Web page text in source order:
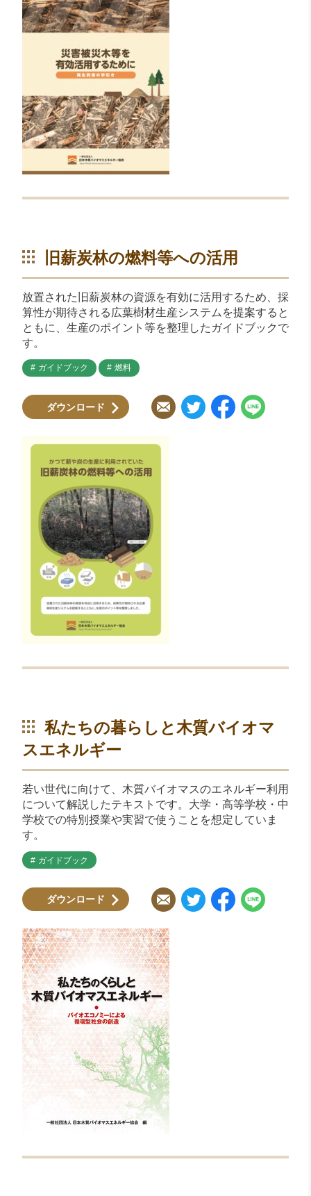
旧薪炭林の燃料等への活用
放置された旧薪炭林の資源を有効に活用するため、採
算性が期待される広葉樹材生産システムを提案すると
ともに、生産のポイント等を整理したガイドブックで
す。
ガイドブック 燃料
ダウンロード
私たちの暮らしと木質バイオマ
スエネルギー
若い世代に向けて、木質バイオマスのエネルギー利用
について解説したテキストです。大学・高等学校・中
学校での特別授業や実習で使うことを想定していま
す。
ガイドブック
ダウンロード